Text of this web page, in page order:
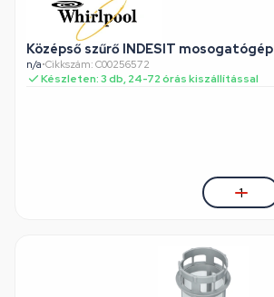
Középső szűrő INDESIT mosogatógép
n/a•Cikkszám: C00256572
Készleten: 3 db, 24-72 órás kiszállítással